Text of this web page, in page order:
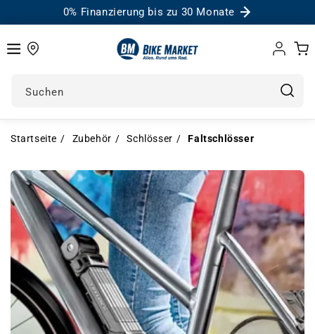
0% Finanzierung bis zu 30 Monate
Suchen
Einloggen
Startseite Zubehör Schlösser Faltschlösser